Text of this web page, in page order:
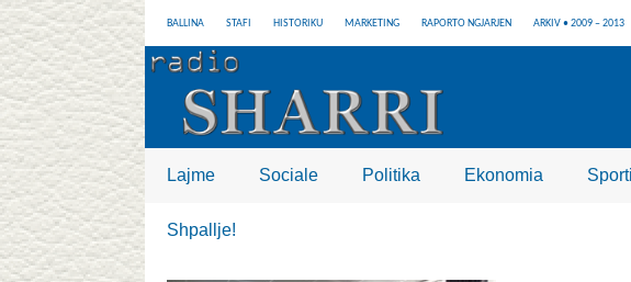
BALLINA STAFI HISTORIKU MARKETING RAPORTO NGJARJEN ARKIV • 2009 – 2013
Lajme Sociale Politika Ekonomia Sporti
Shpallje!